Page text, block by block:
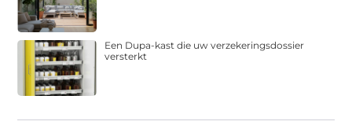
Een Dupa-kast die uw verzekeringsdossier
versterkt